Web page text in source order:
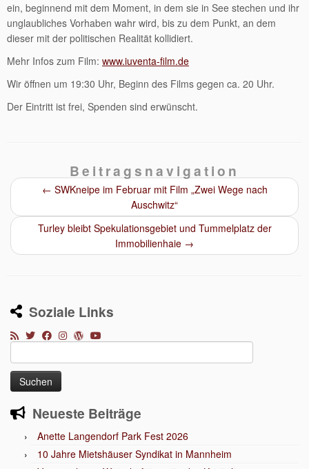
ein, beginnend mit dem Moment, in dem sie in See stechen und ihr
unglaubliches Vorhaben wahr wird, bis zu dem Punkt, an dem
dieser mit der politischen Realität kollidiert.
Mehr Infos zum Film: www.iuventa-film.de
Wir öffnen um 19:30 Uhr, Beginn des Films gegen ca. 20 Uhr.
Der Eintritt ist frei, Spenden sind erwünscht.
Beitragsnavigation
← SWKneipe im Februar mit Film „Zwei Wege nach
Auschwitz“
Turley bleibt Spekulationsgebiet und Tummelplatz der
Immobilienhaie →
Soziale Links
nach:
Neueste Beiträge
Anette Langendorf Park Fest 2026
10 Jahre Mietshäuser Syndikat in Mannheim